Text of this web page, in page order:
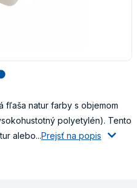
fľaša natur farby s objemom
polyetylén). Tento
alebo...Prejsť na popis